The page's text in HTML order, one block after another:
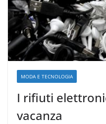
MODA E TECNOLOGIA
I rifiuti
vacanza